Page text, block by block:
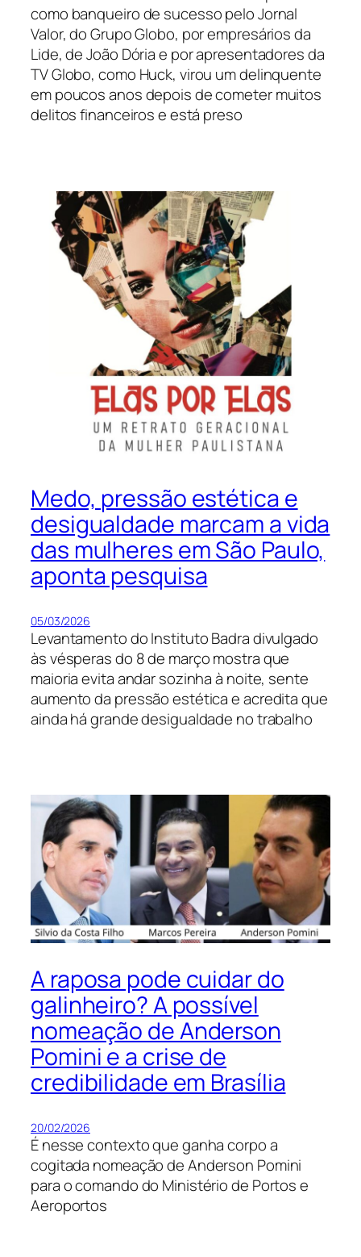
como banqueiro de sucesso pelo Jornal
Valor, do Grupo Globo, por empresários da
Lide, de João Dória e por apresentadores da
TV Globo, como Huck, virou um delinquente
em poucos anos depois de cometer muitos
delitos financeiros e está preso
Medo, pressão estética e
desigualdade marcam a vida
das mulheres em São Paulo,
aponta pesquisa
05/03/2026
Levantamento do Instituto Badra divulgado
às vésperas do 8 de março mostra que
maioria evita andar sozinha à noite, sente
aumento da pressão estética e acredita que
ainda há grande desigualdade no trabalho
A raposa pode cuidar do
galinheiro? A possível
nomeação de Anderson
Pomini e a crise de
credibilidade em Brasília
20/02/2026
É nesse contexto que ganha corpo a
cogitada nomeação de Anderson Pomini
para o comando do Ministério de Portos e
Aeroportos